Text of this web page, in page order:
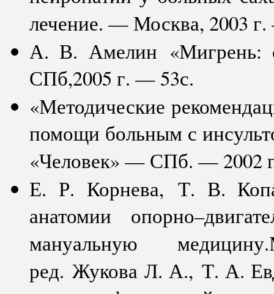
лечение. — Москва, 2003
А. В. Амелин «Мигрень:
СПб,2005 г. — 53с.
«Методические
помощи больным с
«Человек» — СПб. — 2002
Е. Р. Корнева, Т. В.
анатомии
мануальную
ред. Жукова Л. А., Т. А.